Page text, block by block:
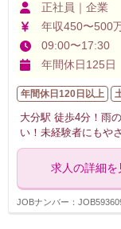
正社員｜企業
年収450〜500
09:00〜17:30
年間休日125
年間休日120日以上
大分駅 徒歩4分！雨
い！未経験者にもや
求人の詳細を
JOBナンバー：